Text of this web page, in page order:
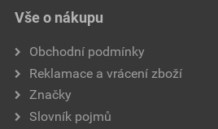
Vše o nákupu
Obchodní podmínky
Reklamace a vrácení zboží
Značky
Slovník pojmů